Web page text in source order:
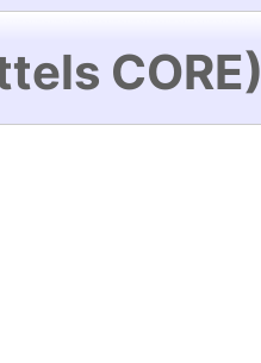
CORE)